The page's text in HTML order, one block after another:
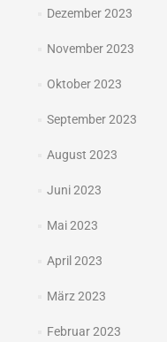
Dezember 2023
November 2023
Oktober 2023
September 2023
August 2023
Juni 2023
Mai 2023
April 2023
März 2023
Februar 2023